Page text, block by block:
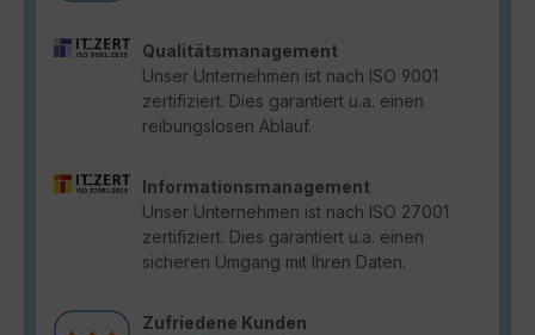
Qualitätsmanagement
Unser Unternehmen ist nach ISO 9001
zertifiziert. Dies garantiert u.a. einen
reibungslosen Ablauf.
Informationsmanagement
Unser Unternehmen ist nach ISO 27001
zertifiziert. Dies garantiert u.a. einen
sicheren Umgang mit Ihren Daten.
Zufriedene Kunden